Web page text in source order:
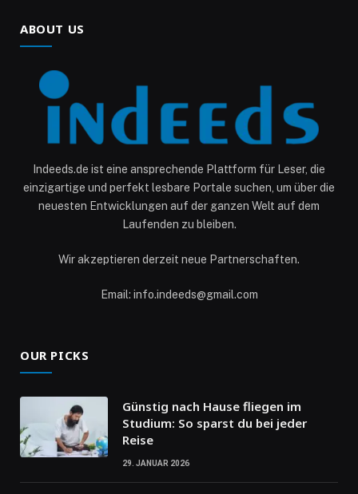
ABOUT US
Indeeds.de ist eine ansprechende Plattform für Leser, die
einzigartige und perfekt lesbare Portale suchen, um über die
neuesten Entwicklungen auf der ganzen Welt auf dem
Laufenden zu bleiben.
Wir akzeptieren derzeit neue Partnerschaften.
Email: info.indeeds@gmail.com
OUR PICKS
Günstig nach Hause fliegen im
Studium: So sparst du bei jeder
Reise
29. JANUAR 2026